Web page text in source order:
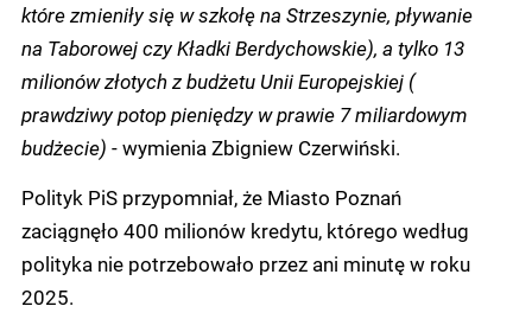
które zmieniły się w szkołę na Strzeszynie, pływanie
na Taborowej czy Kładki Berdychowskie), a tylko 13
milionów złotych z budżetu Unii Europejskiej (
prawdziwy potop pieniędzy w prawie 7 miliardowym
budżecie) - wymienia Zbigniew Czerwiński.
Polityk PiS przypomniał, że Miasto Poznań
zaciągnęło 400 milionów kredytu, którego według
polityka nie potrzebowało przez ani minutę w roku
2025.